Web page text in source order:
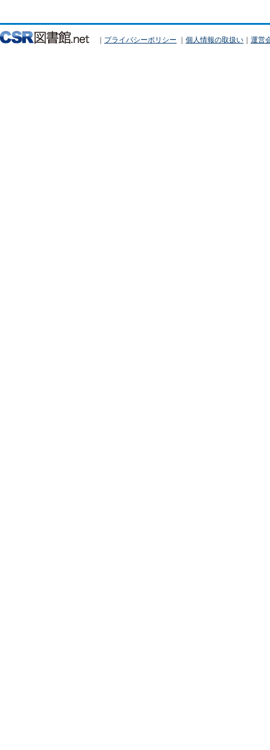
｜ プライバシーポリシー ｜ 個人情報の取扱い ｜ 運営